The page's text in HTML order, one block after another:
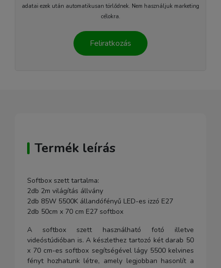
adatai ezek után automatikusan törlődnek. Nem használjuk marketing
célokra.
Feliratkozás
Termék leírás
Softbox szett tartalma:
2db 2m világítás állvány
2db 85W 5500K állandófényű LED-es izzó E27
2db 50cm x 70 cm E27 softbox
A softbox szett használható fotó illetve
videóstúdióban is. A készlethez tartozó két darab 50
x 70 cm-es softbox segítségével lágy 5500 kelvines
fényt hozhatunk létre, amely legjobban hasonlít a